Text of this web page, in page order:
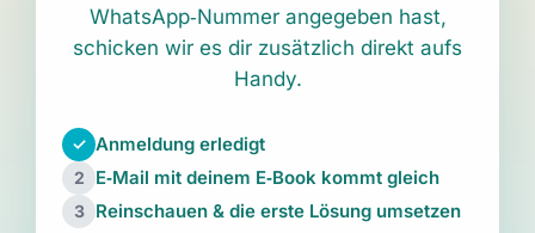
WhatsApp‑Nummer angegeben hast,
schicken wir es dir zusätzlich direkt aufs
Handy.
✓ Anmeldung erledigt
2 E‑Mail mit deinem E‑Book kommt gleich
3 Reinschauen & die erste Lösung umsetzen